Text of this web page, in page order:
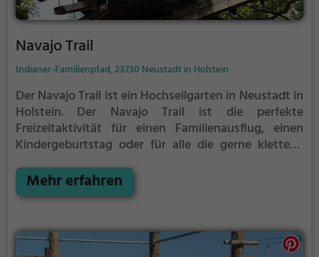
Navajo Trail
Indianer-Familienpfad, 23730 Neustadt in Holstein
Der Navajo Trail ist ein Hochseilgarten in Neustadt in
Holstein. Der Navajo Trail ist die perfekte
Freizeitaktivität für einen Familienausflug, einen
Kindergeburtstag oder für alle die gerne klettern.
Erdboden erwartet dich eine Welt voller Abenteuer
und Erlebnis. Der Navajo Trail bietet sowohl
Menge Platz für Sport und Spaß.
Mehr erfahren